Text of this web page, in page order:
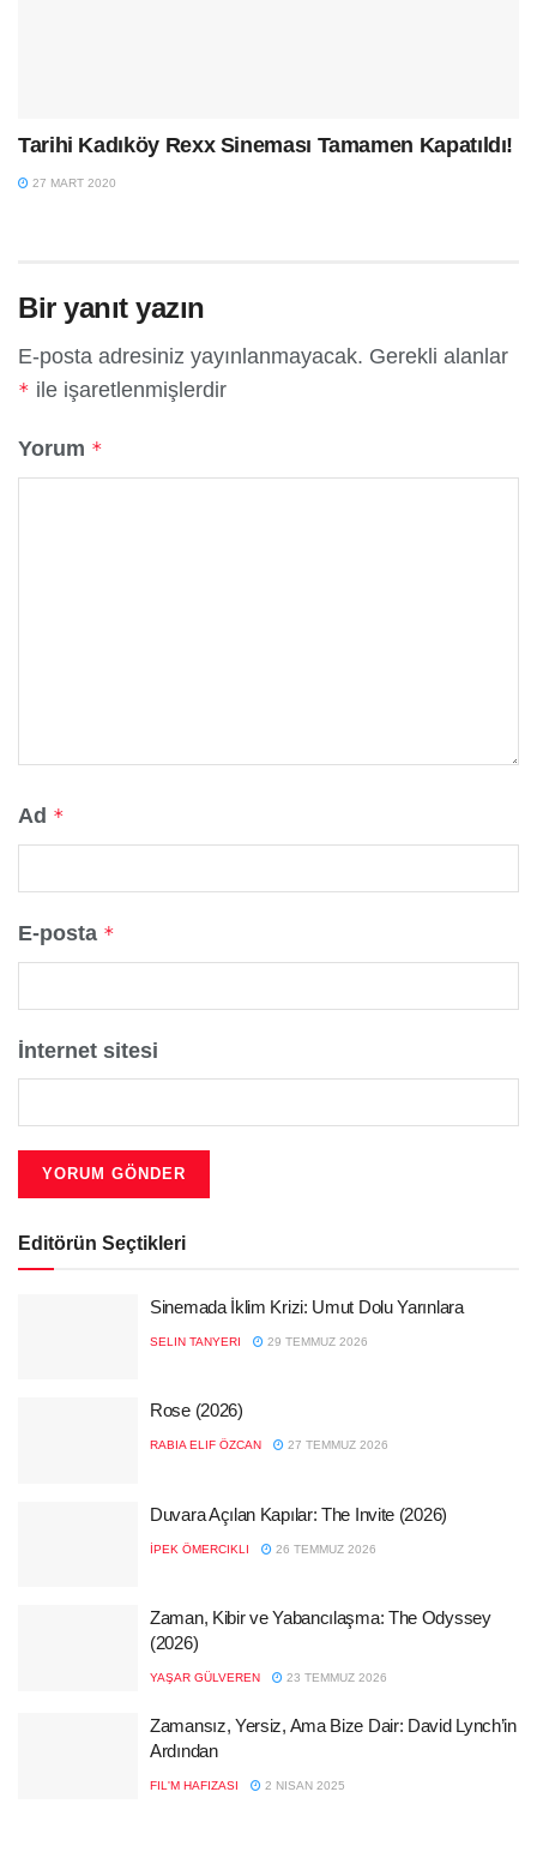
Tarihi Kadıköy Rexx Sineması Tamamen Kapatıldı!
27 MART 2020
Bir yanıt yazın
E-posta adresiniz yayınlanmayacak. Gerekli alanlar
* ile işaretlenmişlerdir
Yorum *
Ad *
E-posta *
İnternet sitesi
Editörün Seçtikleri
Sinemada İklim Krizi: Umut Dolu Yarınlara
SELIN TANYERI 29 TEMMUZ 2026
Rose (2026)
RABIA ELIF ÖZCAN 27 TEMMUZ 2026
Duvara Açılan Kapılar: The Invite (2026)
İPEK ÖMERCIKLI 26 TEMMUZ 2026
Zaman, Kibir ve Yabancılaşma: The Odyssey
(2026)
YAŞAR GÜLVEREN 23 TEMMUZ 2026
Zamansız, Yersiz, Ama Bize Dair: David Lynch’in
Ardından
FIL'M HAFIZASI 2 NISAN 2025